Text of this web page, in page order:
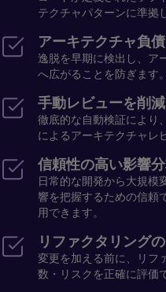
テクチャパターンに準拠
アーキテクチャ負
逸脱を早期に検出し、ア
へ広がることを防ぎます。
手動レビューを削減
徹底的な自動検証により
によるアーキテクチャレ
信頼性の高い影響
日常的な開発から大規模
響を把握するための信頼
用できます。
リファクタリング
変更を加える前に、リフ
数・リスクを正確に評価